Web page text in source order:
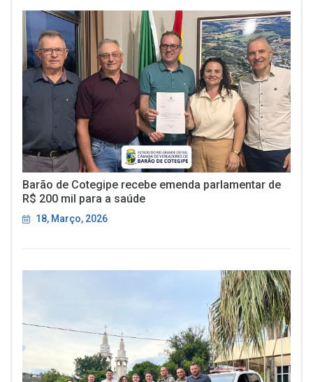
Barão de Cotegipe recebe emenda parlamentar de
R$ 200 mil para a saúde
18, Março, 2026